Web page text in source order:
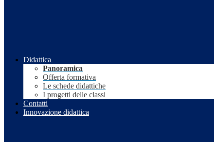
Didattica
Panoramica
Offerta formativa
Le schede didattiche
I progetti delle classi
Contatti
Innovazione didattica